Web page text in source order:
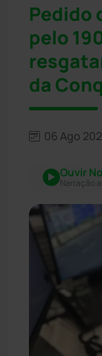
Pedido
pelo
da
06 Ago
Ouvir
Narração